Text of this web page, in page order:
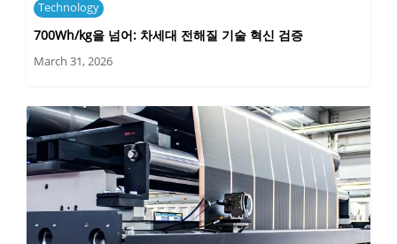
Technology
700Wh/kg을 넘어: 차세대 전해질 기술 혁신 검증
March 31, 2026